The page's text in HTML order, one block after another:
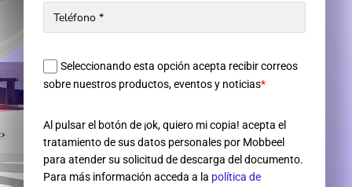
Seleccionando esta opción acepta recibir correos
sobre nuestros productos, eventos y noticias*
Al pulsar el botón de ¡ok, quiero mi copia! acepta el
tratamiento de sus datos personales por Mobbeel
para atender su solicitud de descarga del documento.
Para más información acceda a la política de